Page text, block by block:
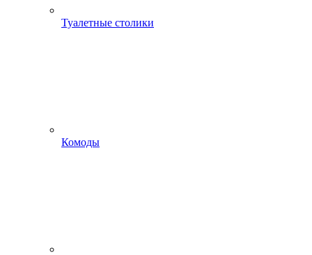
Туалетные столики
Комоды